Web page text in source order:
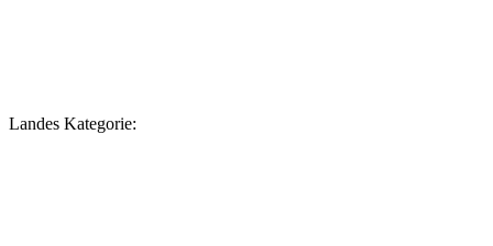
Landes Kategorie: